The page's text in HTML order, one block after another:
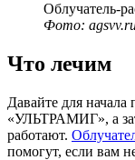
Облучатель-
Фото:
Что лечим
Давайте для
«УЛЬТРАМИГ», а
работают.
помогут, если вам